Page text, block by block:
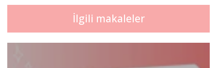
İlgili makaleler